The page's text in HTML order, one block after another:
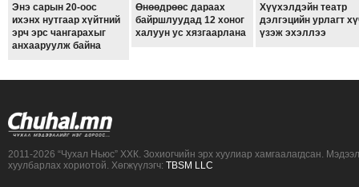
Энэ сарын 20-оос
ихэнх нутгаар хүйтний
эрч эрс чангарахыг
анхааруулж байна
Өнөөдрөөс дараах
байршлуудад 12 хоног
халуун ус хязгаарлана
Хүүхэлдэйн театр
дэлгэцийн урлагт
үзэж эхэллээ
2011-2026 “Чухал Ньюс” ХХК. Зохиогчийн эрх хуулиар хамгаалагдсан.
хуулбарлах хориотой. Хөгжүүлэгч: TBSM LLC